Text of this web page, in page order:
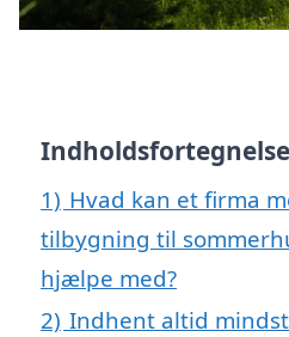
Indholdsfortegnelse
1) Hvad kan et firma
tilbygning til
hjælpe med?
2) Indhent altid